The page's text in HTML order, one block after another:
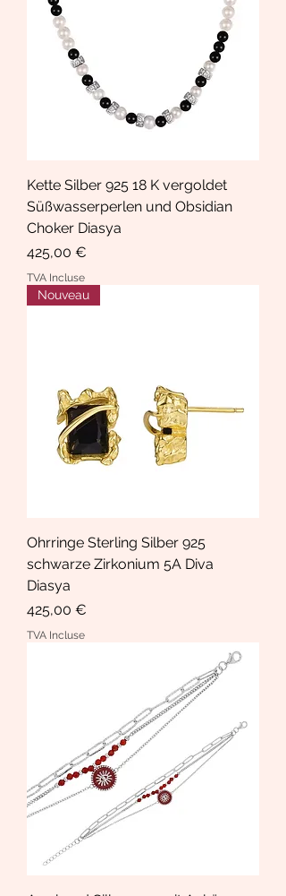
Kette Silber 925 18 K vergoldet
Süßwasserperlen und Obsidian
Choker Diasya
Prix
425,00 €
TVA Incluse
Nouveau
Ohrringe Sterling Silber 925
schwarze Zirkonium 5A Diva
Diasya
Prix
425,00 €
TVA Incluse